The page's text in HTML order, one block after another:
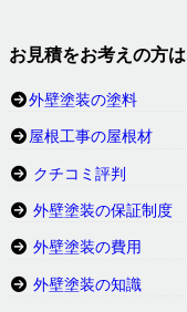
お見積をお考えの方
外壁塗装の塗料
屋根工事の屋根材
クチコミ評判
外壁塗装の保証制度
外壁塗装の費用
外壁塗装の知識